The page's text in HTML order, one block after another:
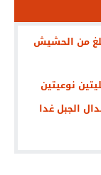
بني أنصار تحبط محاولة تهريب 28 كلغ من الحشيش
الجبل غدا